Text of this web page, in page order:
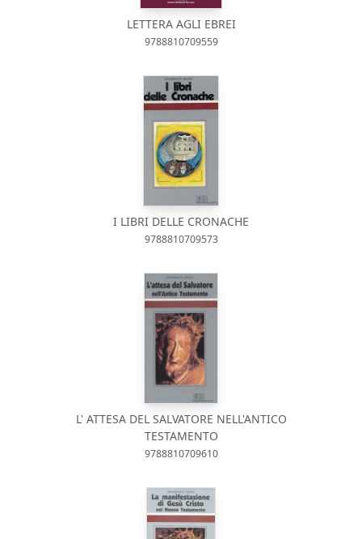
LETTERA AGLI EBREI
9788810709559
I LIBRI DELLE CRONACHE
9788810709573
L' ATTESA DEL SALVATORE NELL'ANTICO
TESTAMENTO
9788810709610